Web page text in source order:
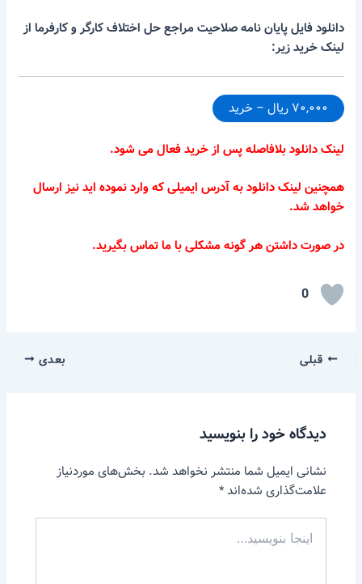
دانلود فایل پایان نامه صلاحیت مراجع حل اختلاف کارگر و کارفرما از
لینک خرید زیر:
۷۰,۰۰۰ ریال – خرید
لینک دانلود بلافاصله پس از خرید فعال می شود.
همچنین لینک دانلود به آدرس ایمیلی که وارد نموده اید نیز ارسال
خواهد شد.
در صورت داشتن هر گونه مشکلی با ما تماس بگیرید.
0
قبلی بعدی
دیدگاه‌ خود را بنویسید
نشانی ایمیل شما منتشر نخواهد شد. بخش‌های موردنیاز
علامت‌گذاری شده‌اند*
بنویسید…